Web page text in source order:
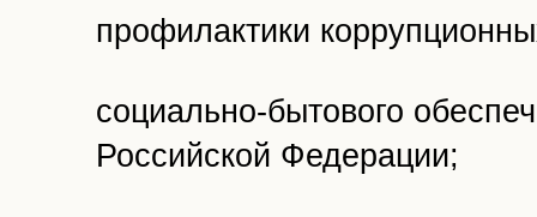
профилактики
социально-бытового
Российской Федерации;